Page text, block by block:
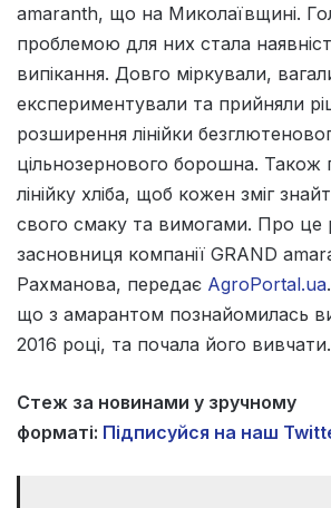
amaranth, що на Миколаївщині.
проблемою для них стала
випікання. Довго міркували,
експериментували та прийняли
розширення лінійки
цільнозернового борошна. Також
лінійку хліба, щоб кожен зміг
свого смаку та вимогами. Про це
засновниця компанії GRAND
Рахманова, передає AgroPortal.ua
що з амарантом познайомилась
2016 році, та почала його вивчати.
Стеж за новинами у зручному
форматі: Підписуйся на наш